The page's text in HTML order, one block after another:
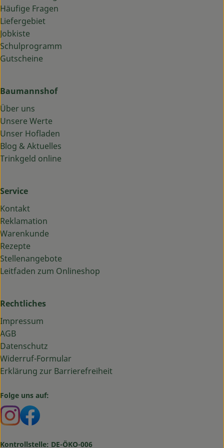
Häufige Fragen
Liefergebiet
Jobkiste
Schulprogramm
Gutscheine
Baumannshof
Über uns
Unsere Werte
Unser Hofladen
Blog & Aktuelles
Trinkgeld online
Service
Kontakt
Reklamation
Warenkunde
Rezepte
Stellenangebote
Leitfaden zum Onlineshop
Rechtliches
Impressum
AGB
Datenschutz
Widerruf-Formular
Erklärung zur Barrierefreiheit
Folge uns auf:
Externer Link zu https://www.instagram.com/
Externer Link zu https://www.facebook.com/
Kontrollstelle: DE-ÖKO-006